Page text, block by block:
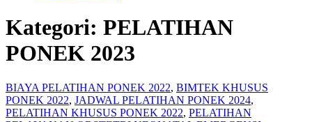
Kategori: PELATIHAN
PONEK 2023
BIAYA PELATIHAN PONEK 2022, BIMTEK KHUSUS
PONEK 2022, JADWAL PELATIHAN PONEK 2024,
PELATIHAN KHUSUS PONEK 2022, PELATIHAN